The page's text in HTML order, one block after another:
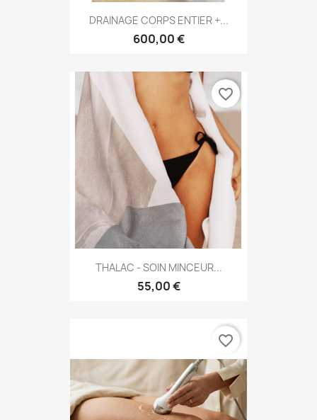
DRAINAGE CORPS ENTIER +...
600,00 €
THALAC - SOIN MINCEUR...
55,00 €
favorite_border
favorite_border